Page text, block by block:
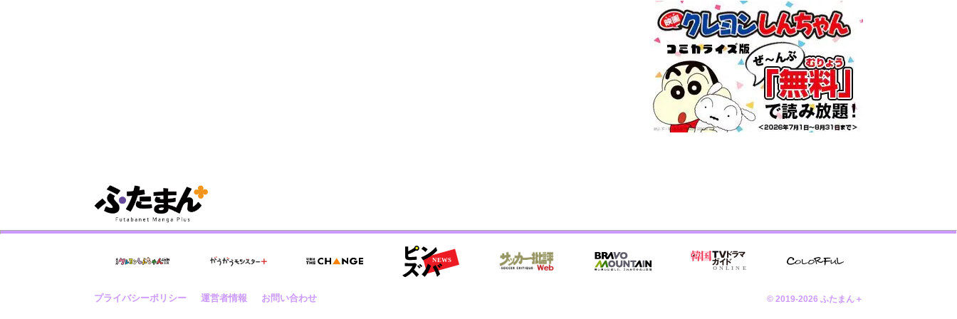
プライバシーポリシー 運営者情報 お問い合わせ © 2019-2026 ふたまん＋